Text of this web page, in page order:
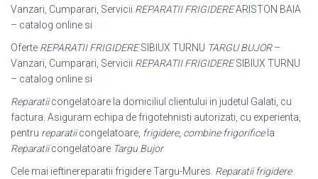
Vanzari, Cumparari, Servicii REPARATII FRIGIDEREARISTON BAIA
– catalog online si
Oferte REPARATII FRIGIDERESIBIUX TURNU TARGU BUJOR–
Vanzari, Cumparari, Servicii REPARATII FRIGIDERESIBIUX TURNU
– catalog online si
Reparatiicongelatoare la domiciliul clientului in judetul Galati, cu
factura. Asiguram echipa de frigotehnisti autorizati, cu experienta,
pentru reparatiicongelatoare, frigidere, combine frigorificela
Reparatiicongelatoare Targu Bujor
Cele mai ieftinereparatii frigidere Targu-Mures. Reparatii frigidere